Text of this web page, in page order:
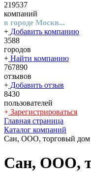
219537
компаний
в городе Москв...
+ Добавить компанию
3588
городов
+ Найти компанию
767890
отзывов
+ Добавить отзыв
8430
пользователей
+ Зарегистрироваться
Главная страница
Каталог компаний
Сан, ООО, торговый дом
Сан, ООО,